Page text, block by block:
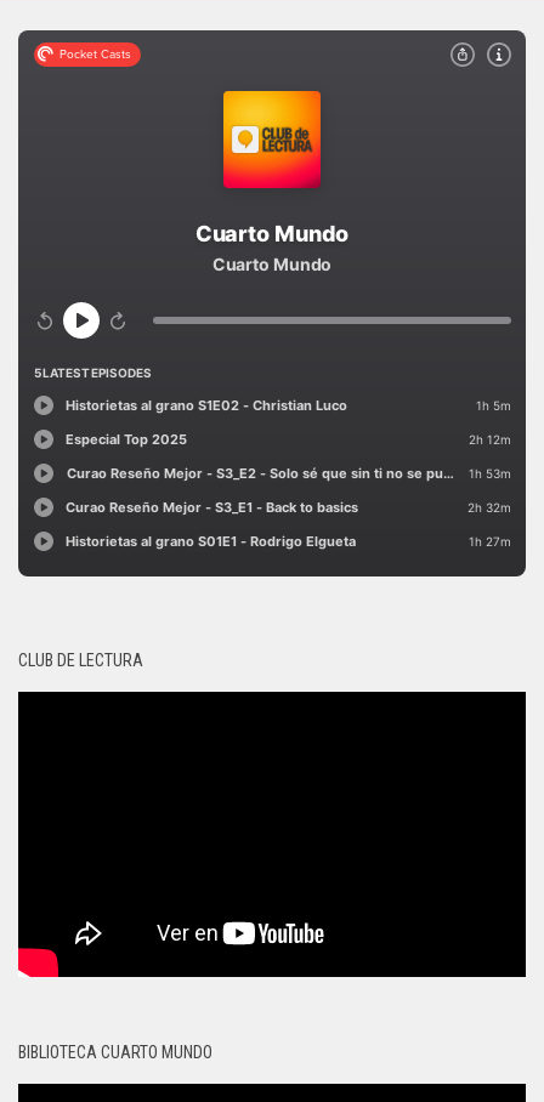
CLUB DE LECTURA
BIBLIOTECA CUARTO MUNDO